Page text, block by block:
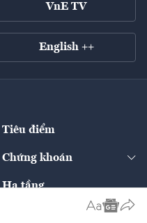
VnE TV
English ++
Tiêu điểm
Chứng khoán
Doanh nghiệp niêm yết
Hạ tầng